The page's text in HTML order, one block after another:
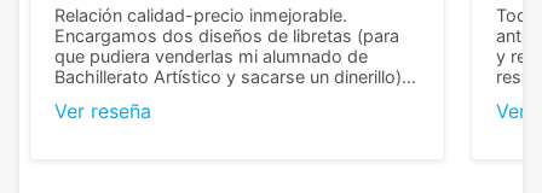
Relación calidad-precio inmejorable.
Encargamos dos diseños de libretas (para
que pudiera venderlas mi alumnado de
Bachillerato Artístico y sacarse un dinerillo) y
diferencia, con libretas de muy buena calidad
Ver reseña
Todo
y
Ver